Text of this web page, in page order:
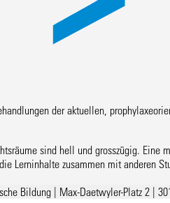
der aktuellen,
sind hell und grosszügig. Eine
Lerninhalte zusammen mit anderen
Bildung | Max-Daetwyler-Platz 2 |